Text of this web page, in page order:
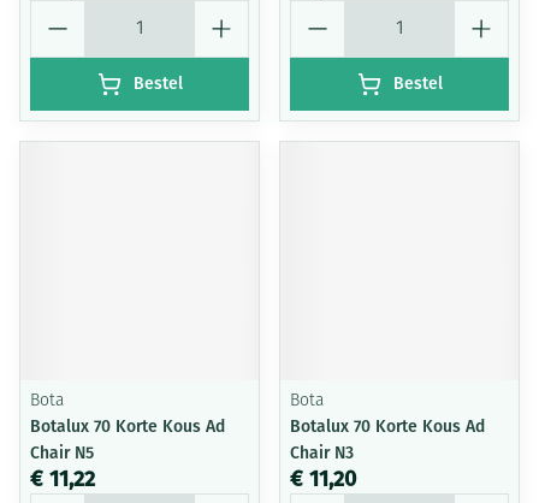
Bestel Bestel
Bota
Botalux 70 Korte Kous Ad
Chair N5
€ 11,22
Bota
Botalux 70 Korte Kous Ad
Chair N3
€ 11,20